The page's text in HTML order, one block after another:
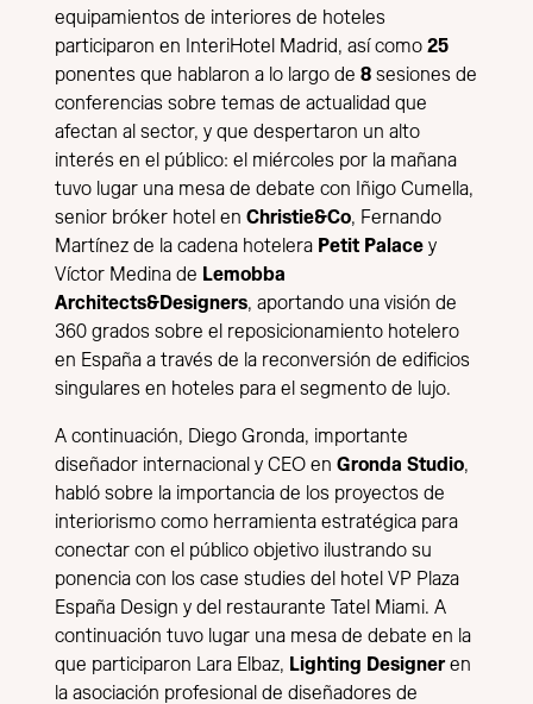
equipamientos de interiores de hoteles
participaron en InteriHotel Madrid, así como 25
ponentes que hablaron a lo largo de 8 sesiones de
conferencias sobre temas de actualidad que
afectan al sector, y que despertaron un alto
interés en el público: el miércoles por la mañana
tuvo lugar una mesa de debate con Iñigo Cumella,
senior bróker hotel en Christie&Co, Fernando
Martínez de la cadena hotelera Petit Palace y
Víctor Medina de Lemobba
Architects&Designers, aportando una visión de
360 grados sobre el reposicionamiento hotelero
en España a través de la reconversión de edificios
singulares en hoteles para el segmento de lujo.
A continuación, Diego Gronda, importante
diseñador internacional y CEO en Gronda Studio,
habló sobre la importancia de los proyectos de
interiorismo como herramienta estratégica para
conectar con el público objetivo ilustrando su
ponencia con los case studies del hotel VP Plaza
España Design y del restaurante Tatel Miami. A
continuación tuvo lugar una mesa de debate en la
que participaron Lara Elbaz, Lighting Designer en
la asociación profesional de diseñadores de